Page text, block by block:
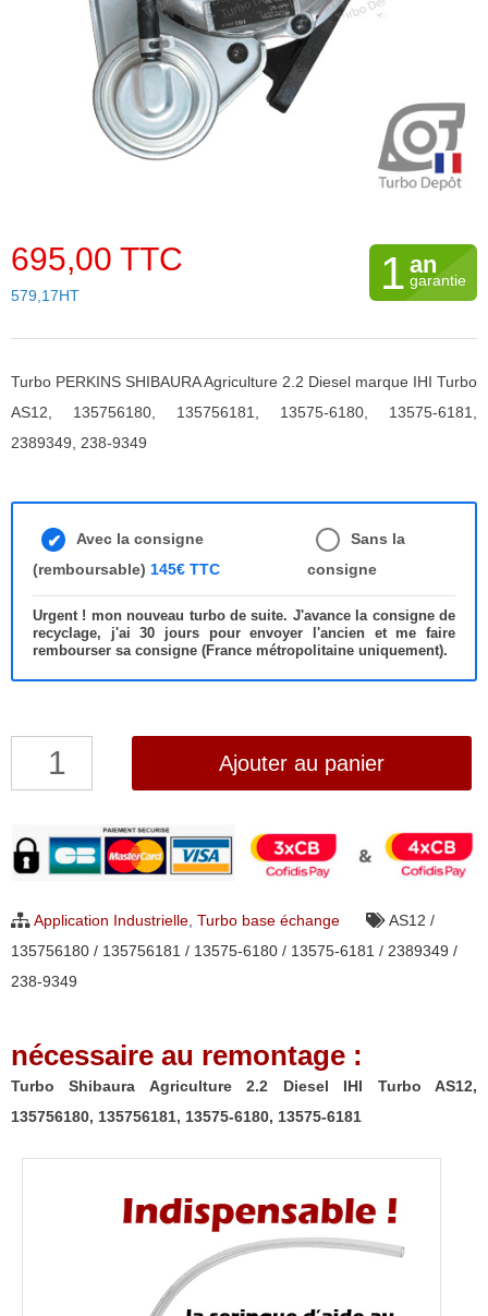
695,00 TTC
579,17HT 1 an
garantie
Turbo PERKINS SHIBAURA Agriculture 2.2 Diesel marque IHI Turbo
AS12, 135756180, 135756181, 13575-6180, 13575-6181,
2389349, 238-9349
Avec la consigne
(remboursable) 145€ TTC
Sans la
consigne
Urgent ! mon nouveau turbo de suite. J'avance la consigne de
recyclage, j'ai 30 jours pour envoyer l'ancien et me faire
rembourser sa consigne (France métropolitaine uniquement).
quantité
Shibaura
Agriculture
Diesel
135756180,
135756181,
13575-
Ajouter au panier
Application Industrielle, Turbo base échange
AS12 /
135756180 / 135756181 / 13575-6180 / 13575-6181 / 2389349 /
238-9349
nécessaire au remontage :
Turbo Shibaura Agriculture 2.2 Diesel IHI Turbo AS12,
135756180, 135756181, 13575-6180, 13575-6181